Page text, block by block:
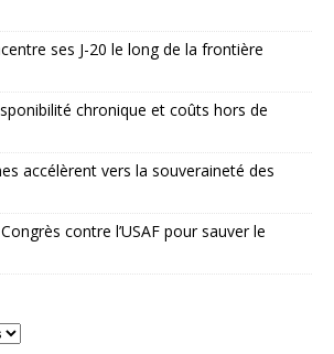
ses J-20 le long de la frontière
chronique et coûts hors de
accélèrent vers la souveraineté des
contre l’USAF pour sauver le